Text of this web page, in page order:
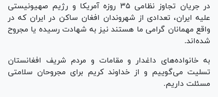
در جریان تجاوز نظامی ۳۵ روزه آمریکا و رژیم صهیونیستی
علیه ایران، تعدادی از شهروندان افغان ساکن در ایران که در
واقع مهمانان گرامی ما هستند نیز به شهادت رسیده یا مجروح
شده‌اند.
به خانواده‌های داغدار و مقامات و مردم شریف افغانستان
تسلیت می‌گوییم و از خداوند کریم برای مجروحان سلامتی
مسئلت داریم.